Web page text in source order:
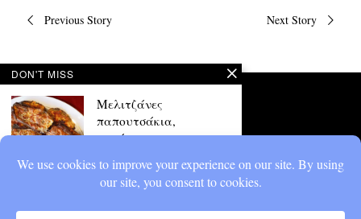
Πλοήγηση
Previous Story Next Story
DON'T MISS
Μελιτζάνες
παπουτσάκια,
αρμένικες
ψίχα της μελιτζάνας και τυρί
φέτα...